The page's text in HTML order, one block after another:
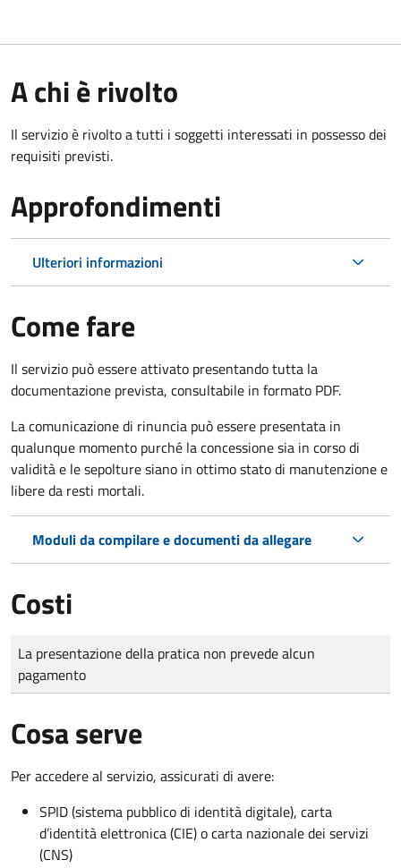
A chi è rivolto
Il servizio è rivolto a tutti i soggetti interessati in possesso dei
requisiti previsti.
Approfondimenti
Ulteriori informazioni
Come fare
Il servizio può essere attivato presentando tutta la
documentazione prevista, consultabile in formato PDF.
La comunicazione di rinuncia può essere presentata in
qualunque momento purché la concessione sia in corso di
validità e le sepolture siano in ottimo stato di manutenzione e
libere da resti mortali.
Moduli da compilare e documenti da allegare
Costi
Tipo di pagamento
Importo
La presentazione della pratica non prevede alcun
pagamento
Cosa serve
Per accedere al servizio, assicurati di avere:
SPID (sistema pubblico di identità digitale), carta
d’identità elettronica (CIE) o carta nazionale dei servizi
(CNS)